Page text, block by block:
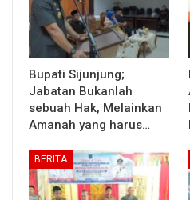
Bupati Sijunjung;
Jabatan Bukanlah
sebuah Hak, Melainkan
Amanah yang harus…
BERITA